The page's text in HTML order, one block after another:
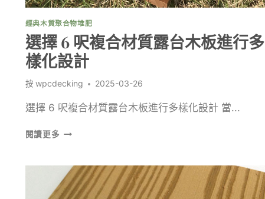
澤
的
觀
經典木質聚合物堆肥
選擇 6 呎複合材質露台木板進行多
樣化設計
按 wpcdecking 2025-03-26
選擇 6 呎複合材質露台木板進行多樣化設計 當...
閱讀更多
呎
複
合